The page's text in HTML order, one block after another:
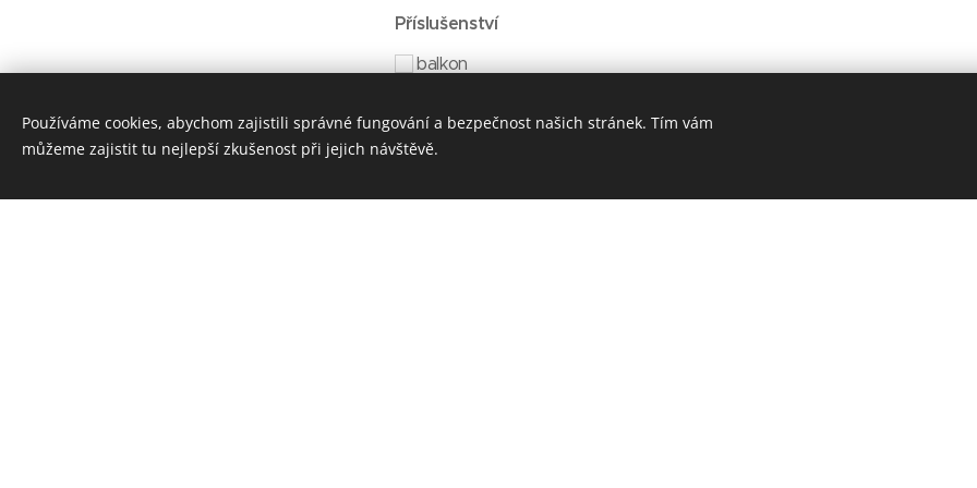
Příslušenství
balkon
terasa
zahrada
Používáme cookies, abychom zajistili správné fungování a bezpečnost našich stránek. Tím vám
můžeme zajistit tu nejlepší zkušenost při jejich návštěvě.